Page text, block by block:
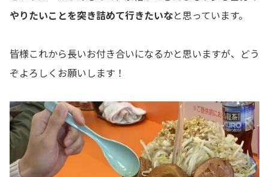
やりたいことを突き詰めて行きたいなと思っています。
皆様これから長いお付き合いになるかと思いますが、どう
ぞよろしくお願いします！